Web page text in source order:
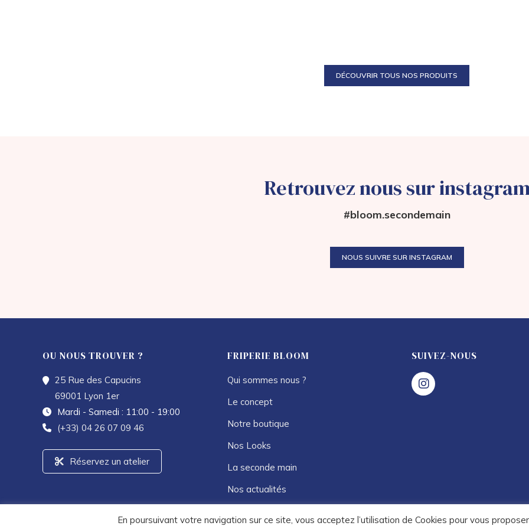
DÉCOUVRIR TOUS NOS PRODUITS
Retrouvez nous sur
#bloom.secondemain
NOUS SUIVRE SUR INSTAGRAM
OU NOUS TROUVER ?
25 Rue des Capucins
69001 Lyon 1er
Mardi - Samedi : 11:00 - 19:00
(+33) 04 26 07 09 46
Réservez un atelier
FRIPERIE BLOOM
Qui sommes nous ?
Le concept
Notre boutique
Nos Looks
La seconde main
Nos actualités
SUIVEZ-NOUS
En poursuivant votre navigation sur ce site, vous acceptez l’utilisation de Cookies pour vous